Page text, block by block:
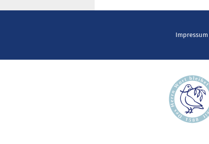
Impressum